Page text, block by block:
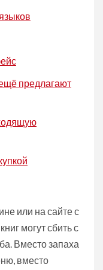
предлагают
или на сайте с
могут сбить с
Вместо запаха
вместо